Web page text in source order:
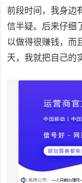
前段时间，我身边
信半疑。后来仔细
以做得很赚钱，而
天，我就把自己的